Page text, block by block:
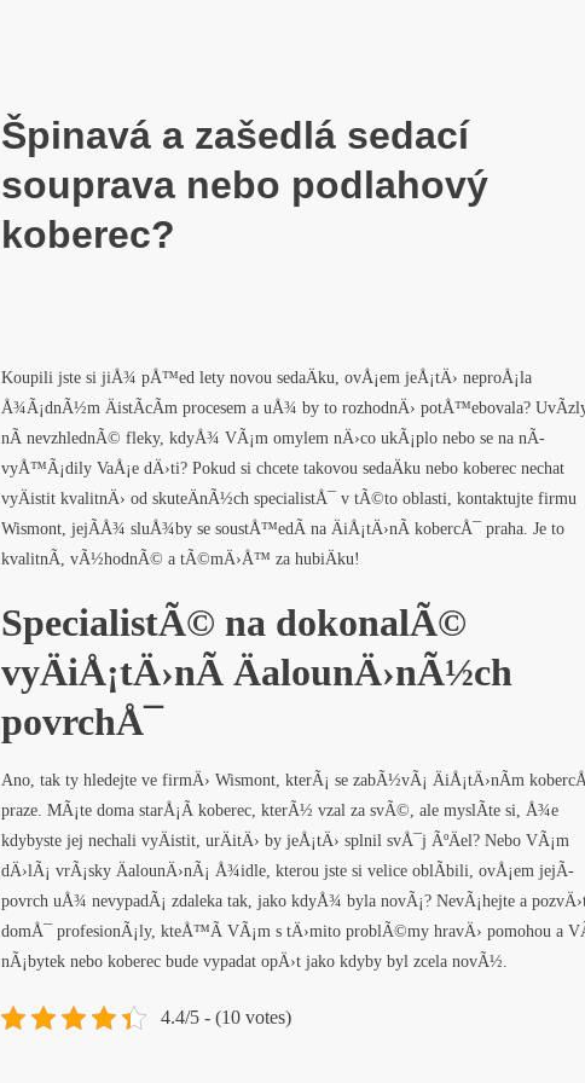
Špinavá a zašedlá sedací
souprava nebo podlahový
koberec?
Koupili jste si jiÅ¾ pÅ™ed lety novou sedaÄku, ovÅ¡em jeÅ¡tÄ› neproÅ¡la
Å¾Ã¡dnÃ½m ÄistÃ­cÃ­m procesem a uÅ¾ by to rozhodnÄ› potÅ™ebovala?
nÃ­ nevzhlednÃ© fleky, kdyÅ¾ VÃ¡m omylem nÄ›co ukÃ¡plo nebo se na nÃ­
vyÅ™Ã¡dily VaÅ¡e dÄ›ti? Pokud si chcete takovou sedaÄku nebo koberec nechat
vyÄistit kvalitnÄ› od skuteÄnÃ½ch specialistÅ¯ v tÃ©to oblasti, kontaktujte firmu
Wismont, jejÃ­Å¾ sluÅ¾by se soustÅ™edÃ­ na ÄiÅ¡tÄ›nÃ­ kobercÅ¯ praha. Je to
kvalitnÃ­, vÃ½hodnÃ© a tÃ©mÄ›Å™ za hubiÄku!
SpecialistÃ© na dokonalÃ©
vyÄiÅ¡tÄ›nÃ­ ÄalounÄ›nÃ½ch
povrchÅ¯
Ano, tak ty hledejte ve firmÄ› Wismont, kterÃ¡ se zabÃ½vÃ¡ ÄiÅ¡tÄ›nÃ­m
praze. MÃ¡te doma starÅ¡Ã­ koberec, kterÃ½ vzal za svÃ©, ale myslÃ­te si, Å¾e
kdybyste jej nechali vyÄistit, urÄitÄ› by jeÅ¡tÄ› splnil svÅ¯j ÃºÄel? Nebo VÃ¡m
dÄ›lÃ¡ vrÃ¡sky ÄalounÄ›nÃ¡ Å¾idle, kterou jste si velice oblÃ­bili, ovÅ¡em jejÃ­
povrch uÅ¾ nevypadÃ¡ zdaleka tak, jako kdyÅ¾ byla novÃ¡? NevÃ¡hejte a
domÅ¯ profesionÃ¡ly, kteÅ™Ã­ VÃ¡m s tÄ›mito problÃ©my hravÄ› pomohou a
nÃ¡bytek nebo koberec bude vypadat opÄ›t jako kdyby byl zcela novÃ½.
4.4/5 - (10 votes)